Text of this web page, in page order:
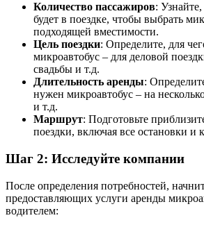
Количество пассажиров:
будет в поездке, чтобы выбрать
подходящей вместимости.
Цель поездки: Определите, для
микроавтобус – для деловой
свадьбы и т.д.
Длительность аренды:
нужен микроавтобус – на
и т.д.
Маршрут: Подготовьте
поездки, включая все остановки и
Шаг 2: Исследуйте компании
После определения потребностей,
предоставляющих услуги аренды
водителем: